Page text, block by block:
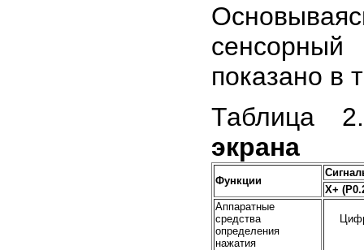
показано в
Таблица
экрана
Функции
X+
Аппаратные
средства
определения
нажатия